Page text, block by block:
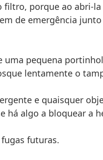
porque ao abri-
de emergência
uma pequena
lentamente o
e quaisquer
algo a bloquear a
futuras.